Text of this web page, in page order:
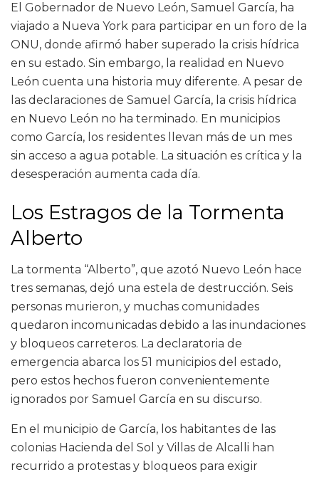
El Gobernador de Nuevo León, Samuel García, ha
viajado a Nueva York para participar en un foro de la
ONU, donde afirmó haber superado la crisis hídrica
en su estado. Sin embargo, la realidad en Nuevo
León cuenta una historia muy diferente. A pesar de
las declaraciones de Samuel García, la crisis hídrica
en Nuevo León no ha terminado. En municipios
como García, los residentes llevan más de un mes
sin acceso a agua potable. La situación es crítica y la
desesperación aumenta cada día.
Los Estragos de la Tormenta
Alberto
La tormenta “Alberto”, que azotó Nuevo León hace
tres semanas, dejó una estela de destrucción. Seis
personas murieron, y muchas comunidades
quedaron incomunicadas debido a las inundaciones
y bloqueos carreteros. La declaratoria de
emergencia abarca los 51 municipios del estado,
pero estos hechos fueron convenientemente
ignorados por Samuel García en su discurso.
En el municipio de García, los habitantes de las
colonias Hacienda del Sol y Villas de Alcalli han
recurrido a protestas y bloqueos para exigir